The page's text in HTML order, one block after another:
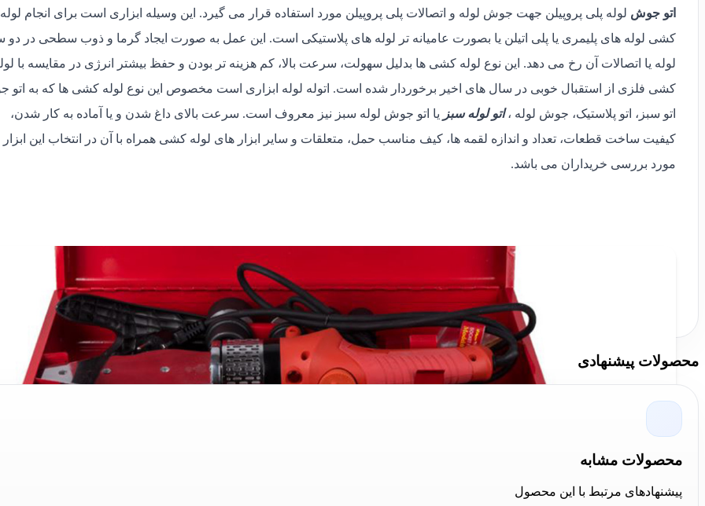
اتو جوش لوله پلی پروپیلن جهت جوش لوله و اتصالات پلی پروپیلن مورد استفاده قرار می گیرد. این وسیله ابزاری است برای انجام لوله
کشی لوله های پلیمری یا پلی اتیلن یا بصورت عامیانه تر لوله های پلاستیکی است. این عمل به صورت ایجاد گرما و ذوب سطحی در دو
لوله یا اتصالات آن رخ می دهد. این نوع لوله کشی ها بدلیل سهولت، سرعت بالا، کم هزینه تر بودن و حفظ بیشتر انرژی در مقایسه با
کشی فلزی از استقبال خوبی در سال های اخیر برخوردار شده است. اتوله لوله ابزاری است مخصوص این نوع لوله کشی ها که به اتو
اتو سبز، اتو پلاستیک، جوش لوله ،اتو لوله سبز یا اتو جوش لوله سبز نیز معروف است. سرعت بالای داغ شدن و یا آماده به کار شدن،
کیفیت ساخت قطعات، تعداد و اندازه لقمه ها، کیف مناسب حمل، متعلقات و سایر ابزار های لوله کشی همراه با آن در انتخاب این ابزار
مورد بررسی خریداران می باشد.
محصولات پیشنهادی
محصولات مشابه
پیشنهادهای مرتبط با این محصول